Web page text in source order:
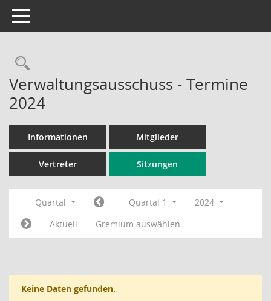
Toggle navigation
Rechercheauswahl
Verwaltungsausschuss - Termine
2024
Informationen Mitglieder
Vertreter Sitzungen
Quartal Quartal 1
2024
Aktuell
Gremium auswählen
Keine Daten gefunden.